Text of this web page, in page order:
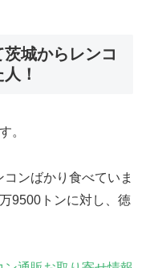
城からレンコ
！
。
ンばかり食べていま
9500トンに対し、徳